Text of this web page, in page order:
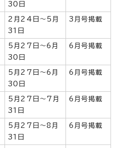
30日
2月24日～5月
31日
3月号掲載
5月27日～6月
30日
6月号掲載
5月27日～6月
30日
6月号掲載
5月27日～7月
31日
6月号掲載
5月27日～8月
31日
6月号掲載